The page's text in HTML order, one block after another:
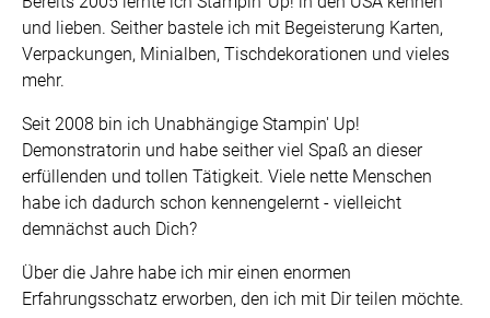
und lieben. Seither bastele ich mit Begeisterung Karten,
Verpackungen, Minialben, Tischdekorationen und vieles
mehr.
Seit 2008 bin ich Unabhängige Stampin' Up!
Demonstratorin und habe seither viel Spaß an dieser
erfüllenden und tollen Tätigkeit. Viele nette Menschen
habe ich dadurch schon kennengelernt - vielleicht
demnächst auch Dich?
Über die Jahre habe ich mir einen enormen
Erfahrungsschatz erworben, den ich mit Dir teilen möchte.